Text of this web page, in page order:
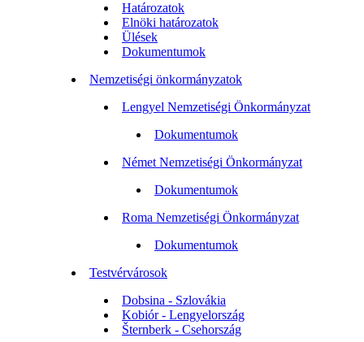
Határozatok
Elnöki határozatok
Ülések
Dokumentumok
Nemzetiségi önkormányzatok
Lengyel Nemzetiségi Önkormányzat
Dokumentumok
Német Nemzetiségi Önkormányzat
Dokumentumok
Roma Nemzetiségi Önkormányzat
Dokumentumok
Testvérvárosok
Dobsina - Szlovákia
Kobiór - Lengyelország
Šternberk - Csehország